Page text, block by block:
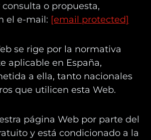
o propuesta,
el e-mail: [email protected]
se rige por la normativa
aplicable en España,
a ella, tanto nacionales
que utilicen esta Web.
página Web por parte del
y está condicionado a la